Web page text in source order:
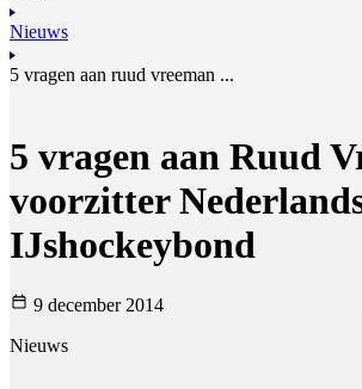
Nieuws
5 vragen aan ruud vreeman ...
5 vragen aan Ruud
voorzitter
IJshockeybond
9 december 2014
Nieuws